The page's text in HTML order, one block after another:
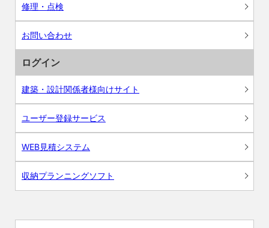
修理・点検
お問い合わせ
ログイン
建築・設計関係者様向けサイト
ユーザー登録サービス
WEB見積システム
収納プランニングソフト